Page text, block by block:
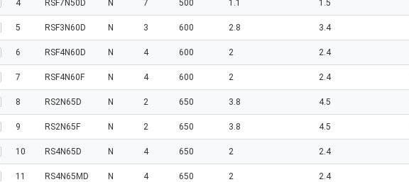
4 RSF7N50D N 7 500 1.1 1.5
5 RSF3N60D N 3 600 2.8 3.4
6 RSF4N60D N 4 600 2 2.4
7 RSF4N60F N 4 600 2 2.4
8 RS2N65D N 2 650 3.8 4.5
9 RS2N65F N 2 650 3.8 4.5
10 RS4N65D N 4 650 2 2.4
11 RS4N65MD N 4 650 2 2.4